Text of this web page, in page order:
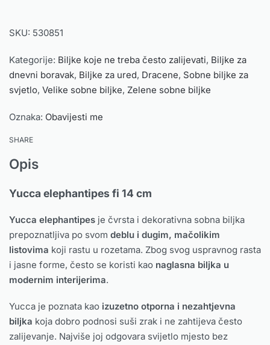
SKU: 530851
Kategorije: Biljke koje ne treba često zalijevati, Biljke za
dnevni boravak, Biljke za ured, Dracene, Sobne biljke za
svjetlo, Velike sobne biljke, Zelene sobne biljke
Oznaka: Obavijesti me
SHARE
Opis
Yucca elephantipes fi 14 cm
Yucca elephantipes je čvrsta i dekorativna sobna biljka
prepoznatljiva po svom deblu i dugim, mačolikim
listovima koji rastu u rozetama. Zbog svog uspravnog rasta
i jasne forme, često se koristi kao naglasna biljka u
modernim interijerima.
Yucca je poznata kao izuzetno otporna i nezahtjevna
biljka koja dobro podnosi suši zrak i ne zahtijeva često
zalijevanje. Najviše joj odgovara svijetlo mjesto bez